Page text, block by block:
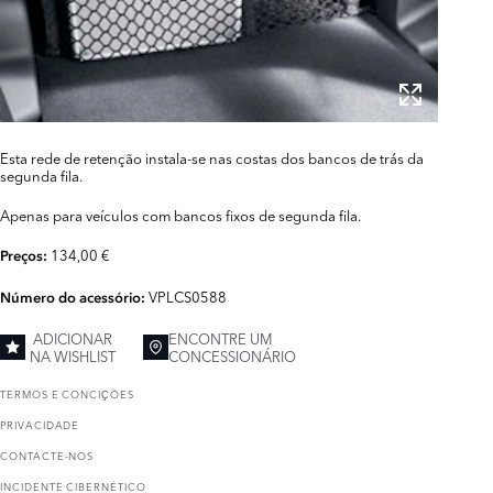
Esta rede de retenção instala-se nas costas dos bancos de trás da
segunda fila.
Apenas para veículos com bancos fixos de segunda fila.
Preços: 134,00 €
Número do acessório: VPLCS0588
ADICIONAR
NA WISHLIST
ENCONTRE UM
CONCESSIONÁRIO
TERMOS E CONCIҪÕES
PRIVACIDADE
CONTACTE-NOS
INCIDENTE CIBERNÉTICO